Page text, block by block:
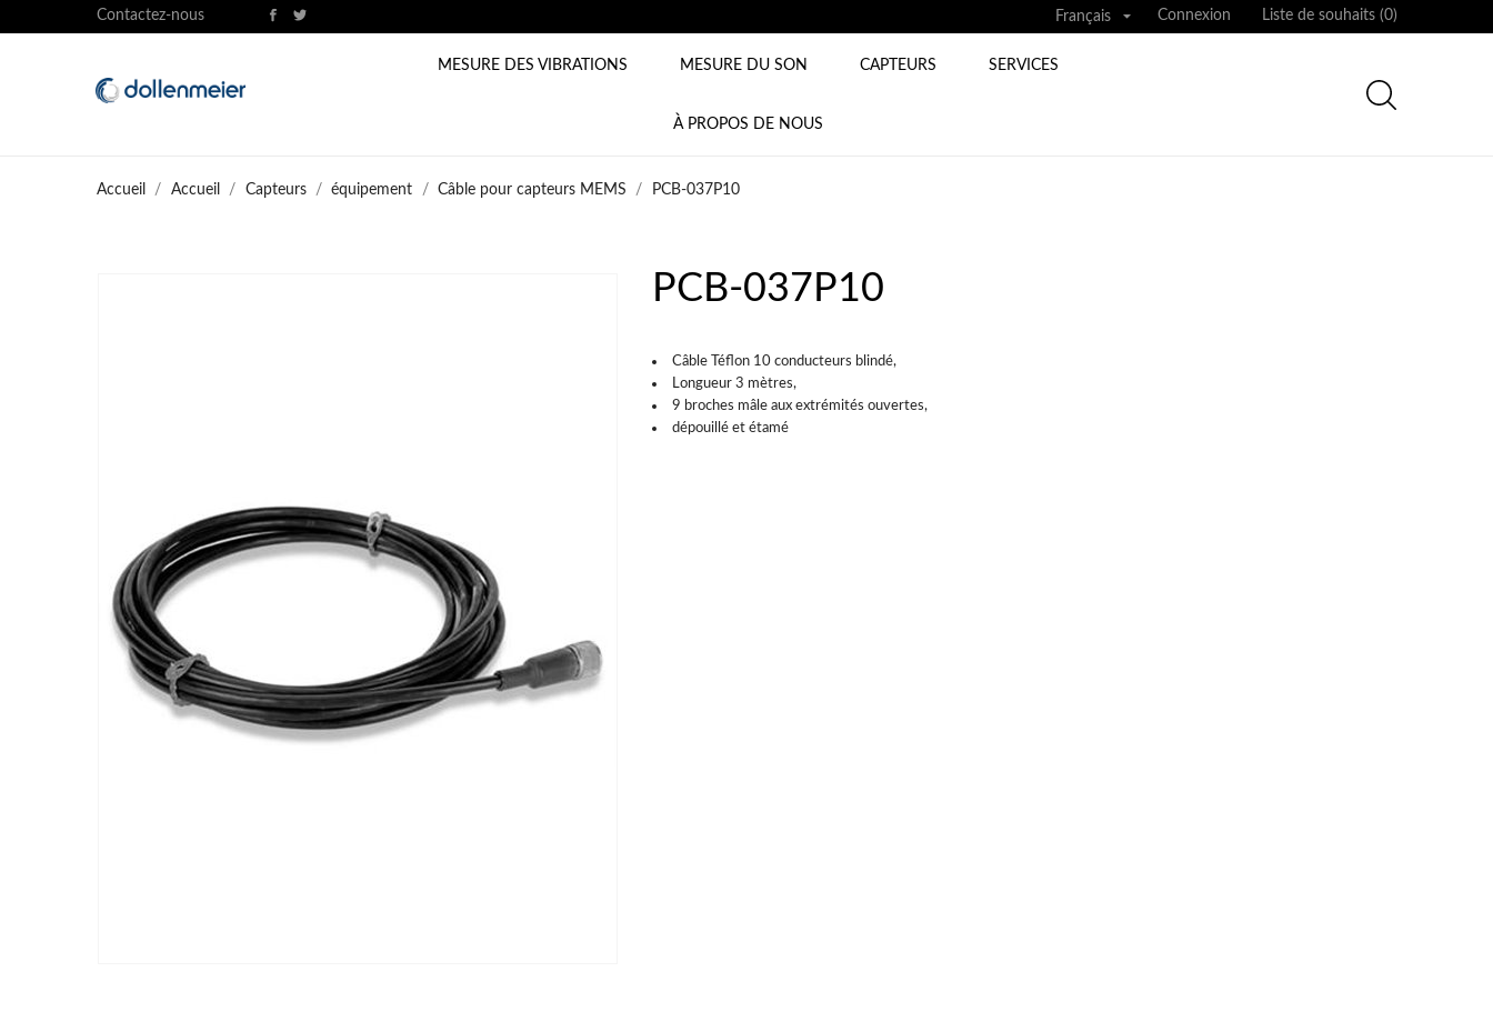
Contactez-nous Français  Connexion Liste de souhaits (0)
MESURE DES VIBRATIONS MESURE DU SON CAPTEURS SERVICES
À PROPOS DE NOUS
Accueil Accueil Capteurs équipement Câble pour capteurs MEMS PCB-037P10
PCB-037P10
Câble Téflon 10 conducteurs blindé,
Longueur 3 mètres,
9 broches mâle aux extrémités ouvertes,
dépouillé et étamé